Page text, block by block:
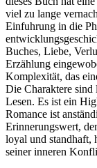
viel zu lange
Einfuhrung in die
Buches, Liebe,
Erzählung
Komplexität, das
Die Charaktere sind
Lesen. Es ist ein
Romance ist
Erinnerungswert,
loyal und standhaft,
seiner inneren